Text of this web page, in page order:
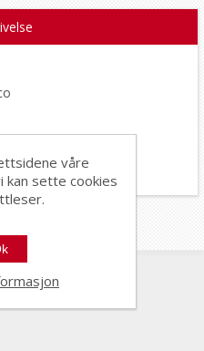
våre
kan sette cookies